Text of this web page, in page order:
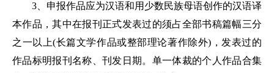
3、申报作品应为汉语和用少数民族母语创作的汉语译
本作品，其中在报刊正式发表过的须占全部书稿篇幅三分
之一以上(长篇文学作品或整部理论著作除外)，发表过的
作品标明报刊名称、刊发日期。单一体裁的个人作品合集